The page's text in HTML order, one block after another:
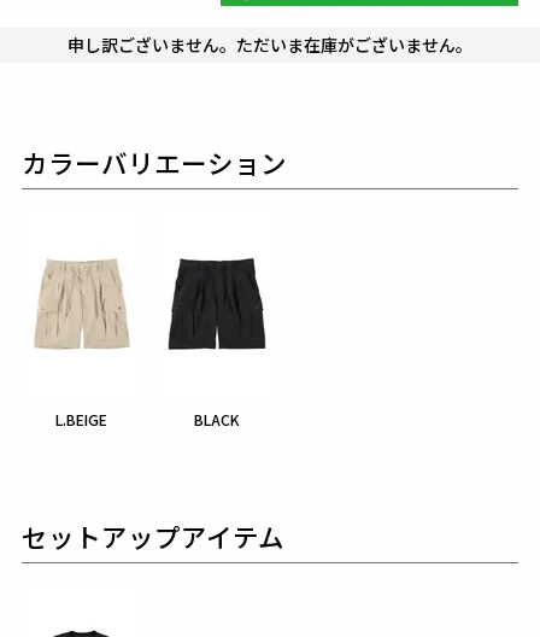
申し訳ございません。ただいま在庫がございません。
カラーバリエーション
L.BEIGE BLACK
セットアップアイテム